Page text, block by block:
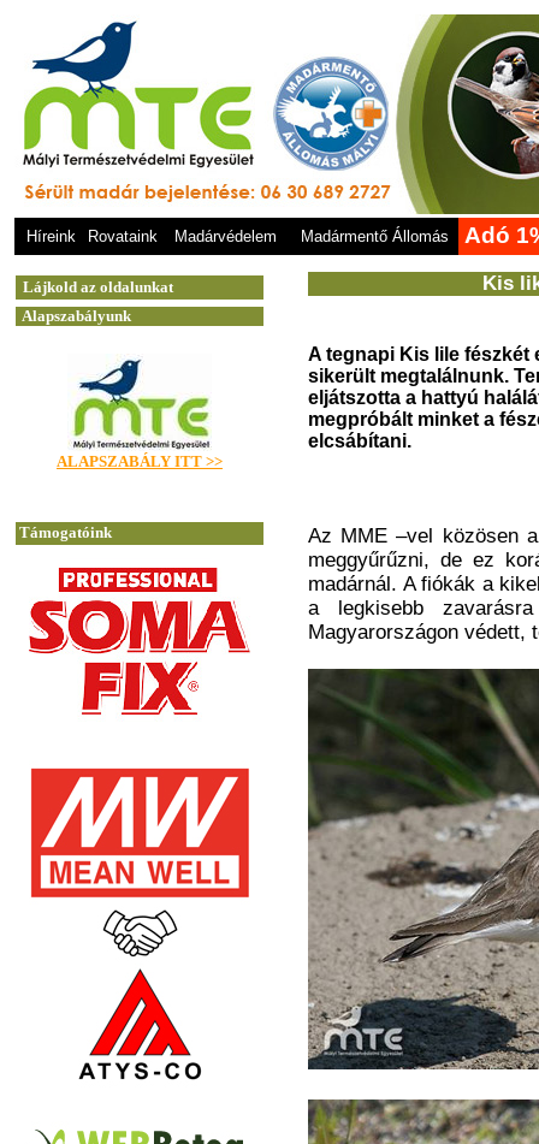
Híreink Rovataink Madárvédelem Madármentő Állomás Adó
Kis
A tegnapi Kis lile fészkét
sikerült megtalálnunk.
eljátszotta a hattyú
megpróbált minket a
elcsábítani.
Az MME –vel közösen
meggyűrűzni, de ez
madárnál. A fiókák a
a legkisebb
Magyarországon védett,